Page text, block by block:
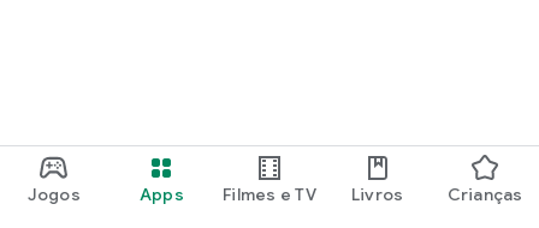
Jogos Apps Filmes e TV Livros Crianças